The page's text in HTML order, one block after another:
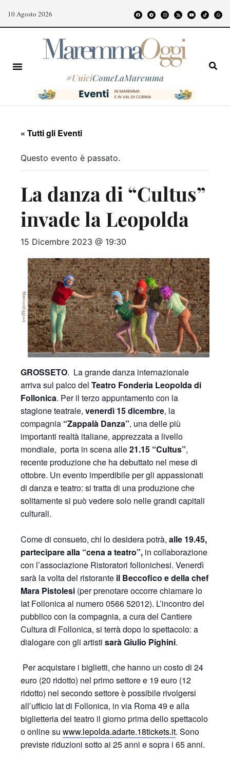
10 Agosto 2026
#UniciComeLaMaremma
« Tutti gli Eventi
Questo evento è passato.
La danza di “Cultus”
invade la Leopolda
15 Dicembre 2023 @ 19:30
GROSSETO. La grande danza internazionale
arriva sul palco del Teatro Fonderia Leopolda di
Follonica. Per il terzo appuntamento con la
stagione teatrale, venerdì 15 dicembre, la
compagnia “Zappalà Danza”, una delle più
importanti realtà italiane, apprezzata a livello
mondiale, porta in scena alle21.15 “Cultus”,
recente produzione che ha debuttato nel mese di
ottobre. Un evento imperdibile per gli appassionati
di danza e teatro: si tratta di una produzione che
solitamente si può vedere solo nelle grandi capitali
culturali.
Come di consueto, chi lo desidera potrà, alle 19.45,
partecipare alla “cena a teatro”, in collaborazione
con l’associazione Ristoratori follonichesi. Venerdì
sarà la volta del ristorante il Beccofico e della chef
Mara Pistolesi (per prenotare occorre chiamare lo
Iat Follonica al numero 0566 52012). L’incontro del
pubblico con la compagnia, a cura del Cantiere
Cultura di Follonica, si terrà dopo lo spettacolo: a
dialogare con gli artisti sarà Giulio Pighini.
Per acquistare i biglietti, che hanno un costo di 24
euro (20 ridotto) nel primo settore e 19 euro (12
ridotto) nel secondo settore è possibile rivolgersi
all’ufficio Iat di Follonica, in via Roma 49 e alla
biglietteria del teatro il giorno prima dello spettacolo
o online su www.lepolda.adarte.18tickets.it. Sono
previste riduzioni sotto ai 25 anni e sopra i 65 anni.